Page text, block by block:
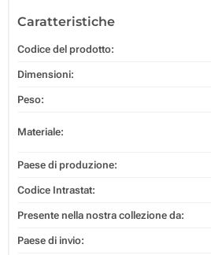
Caratteristiche
Codice del prodotto:
Dimensioni:
Peso:
Materiale:
Paese di produzione:
Codice Intrastat:
Presente nella nostra collezione da:
Paese di invio: